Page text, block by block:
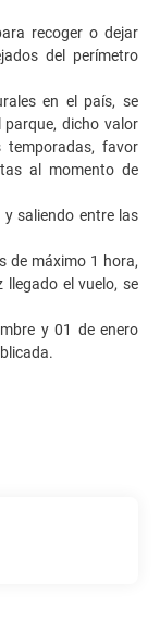
recoger o dejar
del perímetro
en el país, se
dicho valor
temporadas, favor
al momento de
saliendo entre las
de máximo 1 hora,
el vuelo, se
y 01 de enero